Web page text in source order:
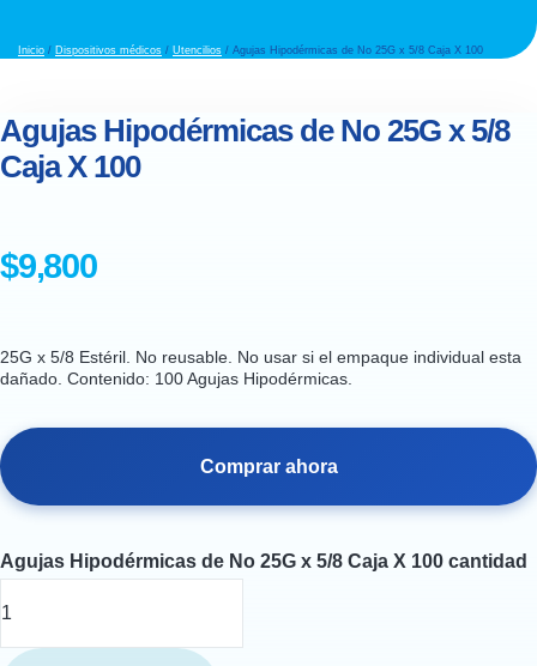
Inicio / Dispositivos médicos / Utencilios / Agujas Hipodérmicas de No 25G x 5/8 Caja X 100
Agujas Hipodérmicas de No 25G x 5/8
Caja X 100
$9,800
25G x 5/8 Estéril. No reusable. No usar si el empaque individual esta
dañado. Contenido: 100 Agujas Hipodérmicas.
Comprar ahora
Agujas Hipodérmicas de No 25G x 5/8 Caja X 100 cantidad